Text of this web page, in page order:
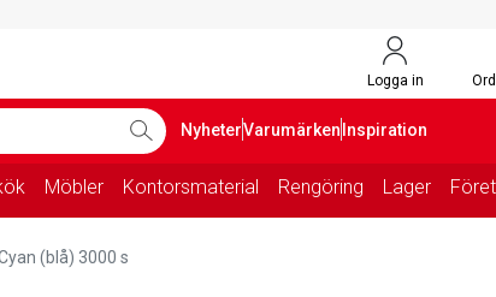
Logga in
NyheterVarumärken Inspiration
Möbler Kontorsmaterial Rengöring Lager
(blå) 3000 s